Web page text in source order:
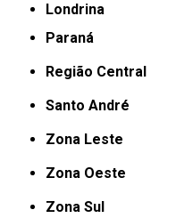
Londrina
Paraná
Região Central
Santo André
Zona Leste
Zona Oeste
Zona Sul